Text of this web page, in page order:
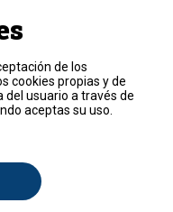
de los
cookies propias y de
usuario a través de
aceptas su uso.